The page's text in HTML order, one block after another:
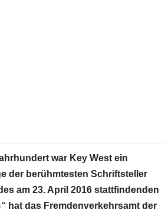
war Key West ein
der berühmtesten Schriftsteller
am 23. April 2016 stattfindenden
“ hat das Fremdenverkehrsamt der